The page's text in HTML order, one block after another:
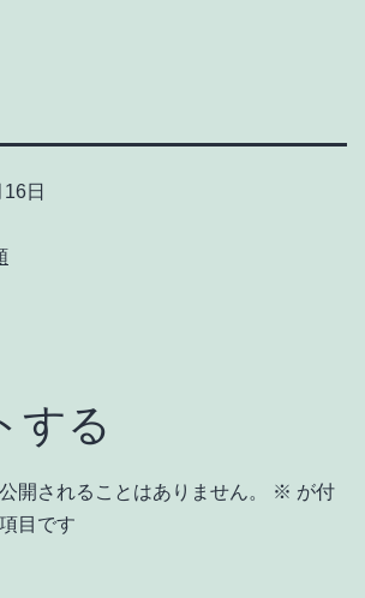
日
する
開されることはありません。 ※ が付
目です